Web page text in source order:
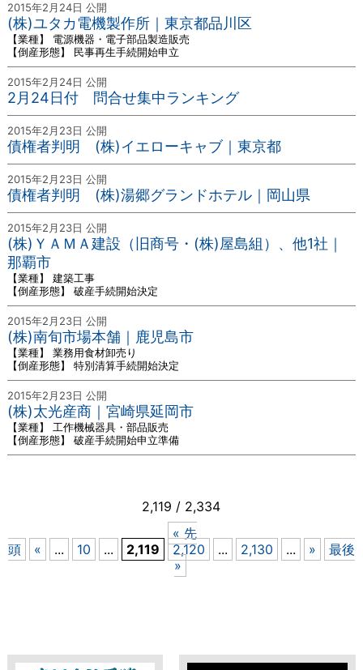
2015年2月24日 公開
(株)ユタカ電機製作所｜東京都品川区
【業種】 電源機器・電子部品製造販売
【倒産形態】 民事再生手続開始申立
2015年2月24日 公開
2月24日付 問合せ集中ランキング
2015年2月23日 公開
債権者判明 (株)イエローキャブ｜東京都
2015年2月23日 公開
債権者判明 (株)湯郷グランドホテル｜岡山県
2015年2月23日 公開
(株)ＹＡＭＡ建設（旧商号・(株)屋島組）、他1社｜
那覇市
【業種】 建築工事
【倒産形態】 破産手続開始決定
2015年2月23日 公開
(株)南旬市場本舗｜鹿児島市
【業種】 業務用食材卸売り
【倒産形態】 特別清算手続開始決定
2015年2月23日 公開
(株)太光産商｜宮崎県延岡市
【業種】 工作機械器具・部品販売
【倒産形態】 破産手続開始申立準備
2,119 / 2,334
« 先
頭
« ... 10 ... 2,119 2,120 ... 2,130 ... »
最後
»